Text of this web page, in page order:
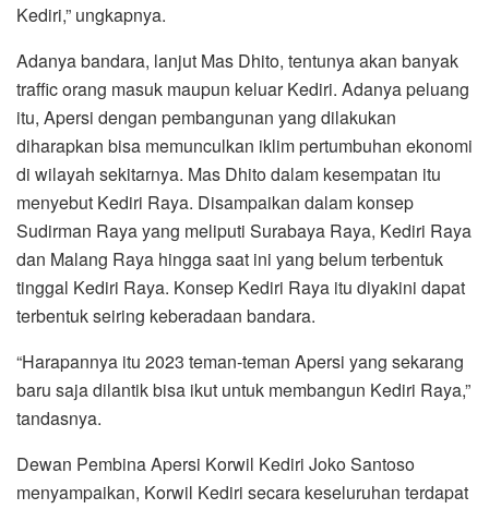
Kediri,” ungkapnya.
Adanya bandara, lanjut Mas Dhito, tentunya akan banyak
traffic orang masuk maupun keluar Kediri. Adanya peluang
itu, Apersi dengan pembangunan yang dilakukan
diharapkan bisa memunculkan iklim pertumbuhan ekonomi
di wilayah sekitarnya. Mas Dhito dalam kesempatan itu
menyebut Kediri Raya. Disampaikan dalam konsep
Sudirman Raya yang meliputi Surabaya Raya, Kediri Raya
dan Malang Raya hingga saat ini yang belum terbentuk
tinggal Kediri Raya. Konsep Kediri Raya itu diyakini dapat
terbentuk seiring keberadaan bandara.
“Harapannya itu 2023 teman-teman Apersi yang sekarang
baru saja dilantik bisa ikut untuk membangun Kediri Raya,”
tandasnya.
Dewan Pembina Apersi Korwil Kediri Joko Santoso
menyampaikan, Korwil Kediri secara keseluruhan terdapat